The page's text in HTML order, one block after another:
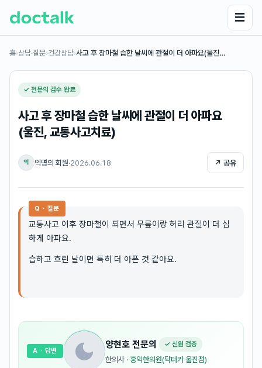
☰
홈›상담·질문›건강상담›사고 후 장마철 습한 날씨에 관절이 더 아파요(울진…
✓ 전문의 검수 완료
사고 후 장마철 습한 날씨에 관절이 더 아파요
(울진, 교통사고치료)
익 익명의 회원·2026.06.18 ↗ 공유
Q · 질문
교통사고 이후 장마철이 되면서 무릎이랑 허리 관절이 더 심
하게 아파요.
습하고 흐린 날이면 특히 더 아픈 것 같아요.
양현호 전문의 ✓ 신원 검증
한의사 · 홍익한의원(닥터카 울진점)
A · 답변